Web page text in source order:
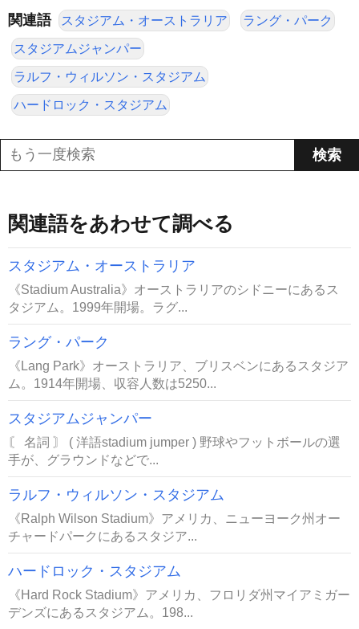
関連語 スタジアム・オーストラリア ラング・パーク
スタジアムジャンパー
ラルフ・ウィルソン・スタジアム
ハードロック・スタジアム
関連語をあわせて調べる
スタジアム・オーストラリア
《Stadium Australia》オーストラリアのシドニーにあるス
タジアム。1999年開場。ラグ...
ラング・パーク
《Lang Park》オーストラリア、ブリスベンにあるスタジア
ム。1914年開場、収容人数は5250...
スタジアムジャンパー
〘 名詞 〙 ( 洋語stadium jumper ) 野球やフットボールの選
手が、グラウンドなどで...
ラルフ・ウィルソン・スタジアム
《Ralph Wilson Stadium》アメリカ、ニューヨーク州オー
チャードパークにあるスタジア...
ハードロック・スタジアム
《Hard Rock Stadium》アメリカ、フロリダ州マイアミガー
デンズにあるスタジアム。198...